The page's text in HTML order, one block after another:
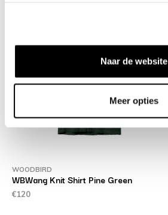
Naar de website
Meer opties
WOODBIRD
WBWang Knit Shirt Pine Green
€120